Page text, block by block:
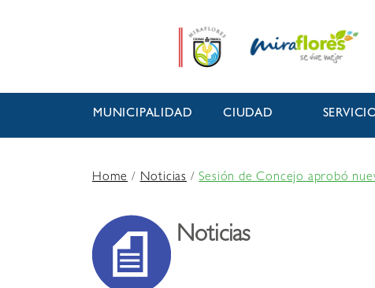
MUNICIPALIDAD CIUDAD
Home/Noticias /Sesión de Concejo aprobó
Noticias